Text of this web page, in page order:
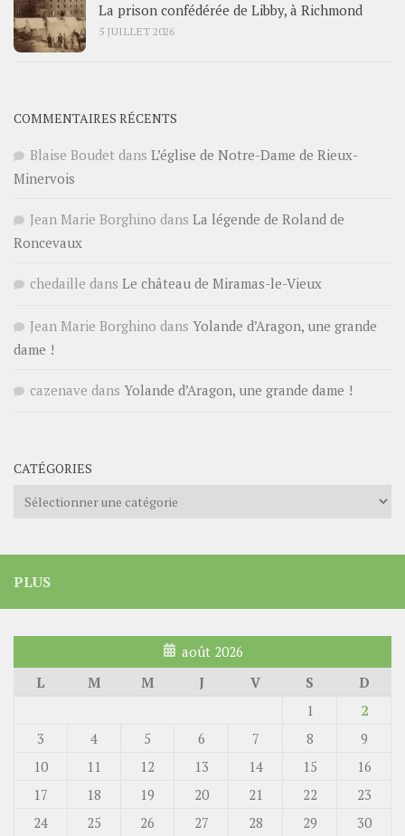
La prison confédérée de Libby, à Richmond
5 JUILLET 2026
COMMENTAIRES RÉCENTS
Blaise Boudet dans L’église de Notre-Dame de Rieux-
Minervois
Jean Marie Borghino dans La légende de Roland de
Roncevaux
chedaille dans Le château de Miramas-le-Vieux
Jean Marie Borghino dans Yolande d’Aragon, une grande
dame !
cazenave dans Yolande d’Aragon, une grande dame !
CATÉGORIES
Catégories
PLUS
août 2026
L
M M J V S
D
1
2
3
4 5 6 7 8
9
10
11 12 13 14 15
16
17
18 19 20 21 22
23
24
25 26 27 28 29
30